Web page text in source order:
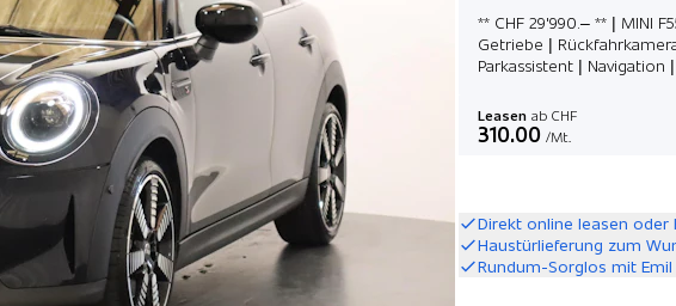
** CHF 29'990.– ** | MINI
Getriebe |
Parkassistent |
Leasen ab CHF
310.00 /Mt.
Direkt online leasen oder
Haustürlieferung zum
Rundum-Sorglos mit Emil